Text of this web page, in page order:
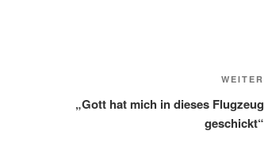
WEITER
„Gott hat mich in dieses Flugzeug
geschickt“